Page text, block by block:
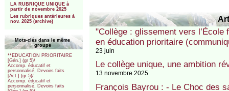
LA RUBRIQUE UNIQUE à
partir de novembre 2025
Les rubriques antérieures à
nov. 2025 (archive)
Mots-clés dans le même
groupe
**EDUCATION PRIORITAIRE
[Gén.] (gr 5)/
Accomp. éducatif et
personnalisé, Devoirs faits
[Act.] (gr 5)/
Accomp. éducatif et
personnalisé, Devoirs faits
"Collège : glissement vers l’École
en éducation prioritaire
23 juin
Le collège unique, une ambition
13 novembre 2025
François Bayrou : - Le Choc des